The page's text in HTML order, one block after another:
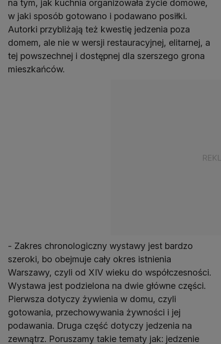
na tym, jak kuchnia organizowała życie domowe,
w jaki sposób gotowano i podawano posiłki.
Autorki przybliżają też kwestię jedzenia poza
domem, ale nie w wersji restauracyjnej, elitarnej, a
tej powszechnej i dostępnej dla szerszego grona
mieszkańców.
- Zakres chronologiczny wystawy jest bardzo
szeroki, bo obejmuje cały okres istnienia
Warszawy, czyli od XIV wieku do współczesności.
Wystawa jest podzielona na dwie główne części.
Pierwsza dotyczy żywienia w domu, czyli
gotowania, przechowywania żywności i jej
podawania. Druga część dotyczy jedzenia na
zewnątrz. Poruszamy takie tematy jak: jedzenie